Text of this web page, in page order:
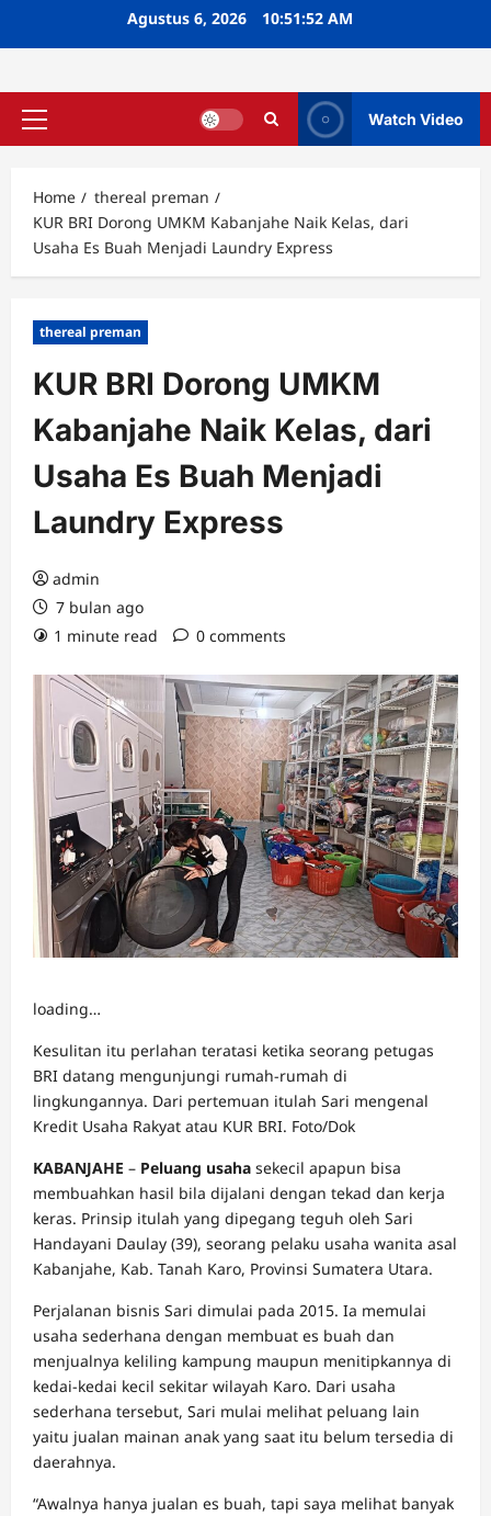
Agustus 6, 2026 10:51:53 AM
Primary
Watch Video
Home
thereal preman
KUR BRI Dorong UMKM Kabanjahe Naik Kelas, dari
Usaha Es Buah Menjadi Laundry Express
thereal preman
KUR BRI Dorong UMKM
Kabanjahe Naik Kelas, dari
Usaha Es Buah Menjadi
Laundry Express
admin
7 bulan ago
1 minute read
0 comments
loading…
Kesulitan itu perlahan teratasi ketika seorang petugas
BRI datang mengunjungi rumah-rumah di
lingkungannya. Dari pertemuan itulah Sari mengenal
Kredit Usaha Rakyat atau KUR BRI. Foto/Dok
KABANJAHE – Peluang usaha sekecil apapun bisa
membuahkan hasil bila dijalani dengan tekad dan kerja
keras. Prinsip itulah yang dipegang teguh oleh Sari
Handayani Daulay (39), seorang pelaku usaha wanita asal
Kabanjahe, Kab. Tanah Karo, Provinsi Sumatera Utara.
Perjalanan bisnis Sari dimulai pada 2015. Ia memulai
usaha sederhana dengan membuat es buah dan
menjualnya keliling kampung maupun menitipkannya di
kedai-kedai kecil sekitar wilayah Karo. Dari usaha
sederhana tersebut, Sari mulai melihat peluang lain
yaitu jualan mainan anak yang saat itu belum tersedia di
daerahnya.
“Awalnya hanya jualan es buah, tapi saya melihat banyak